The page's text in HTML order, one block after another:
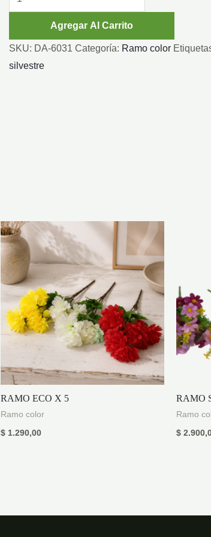
MARGARITAS
SILVESTRE
cantidad
Agregar Al Carrito
SKU: DA-6031 Categoría: Ramo color
silvestre
RAMO ECO X 5
Ramo color
$ 1.290,00
RAMO
Ramo
$